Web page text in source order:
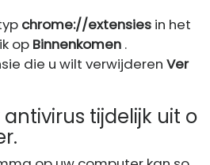
chrome://extensies in het
op Binnenkomen .
die u wilt verwijderen Ver
tijdelijk uit o